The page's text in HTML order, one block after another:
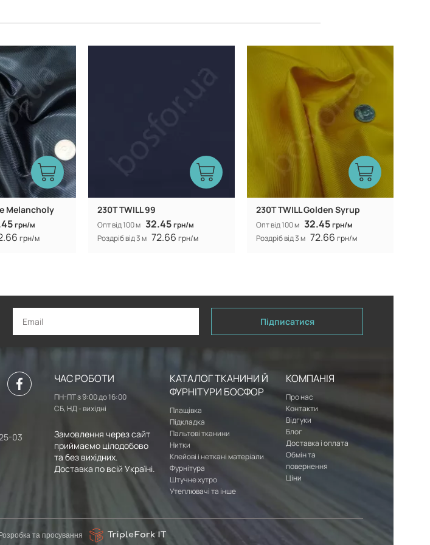
Melancholy
грн/м
грн/м
230T TWILL 99
Опт від 100 м 32.45грн/м
Роздріб від 3 м 72.66 грн/м
230T TWILL Golden Syrup
Опт від 100 м 32.45грн/м
Роздріб від 3 м 72.66 грн/м
Підписатися
03
ЧАС РОБОТИ
ПН-ПТ з 9:00 до 16:00
СБ, НД - вихідні
Замовлення через сайт
приймаємо цілодобово
та без вихідних.
Доставка по всій Україні.
КАТАЛОГ ТКАНИНИ Й
ФУРНІТУРИ БОСФОР
Плащівка
Підкладка
Пальтові тканини
Нитки
Клейові і неткані матеріали
Фурнітура
Штучне хутро
Утеплювачі та інше
КОМПАНІЯ
Про нас
Контакти
Відгуки
Блог
Доставка і оплата
Обмін та
повернення
Ціни
Розробка та просування